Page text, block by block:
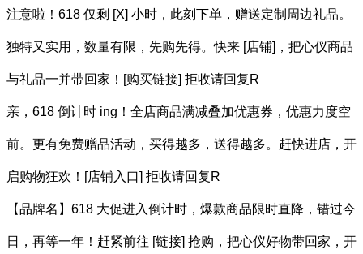
注意啦！618 仅剩 [X] 小时，此刻下单，赠送定制周边礼品。
独特又实用，数量有限，先购先得。快来 [店铺]，把心仪商品
与礼品一并带回家！[购买链接] 拒收请回复R
亲，618 倒计时 ing！全店商品满减叠加优惠券，优惠力度空
前。更有免费赠品活动，买得越多，送得越多。赶快进店，开
启购物狂欢！[店铺入口] 拒收请回复R
【品牌名】618 大促进入倒计时，爆款商品限时直降，错过今
日，再等一年！赶紧前往 [链接] 抢购，把心仪好物带回家，开